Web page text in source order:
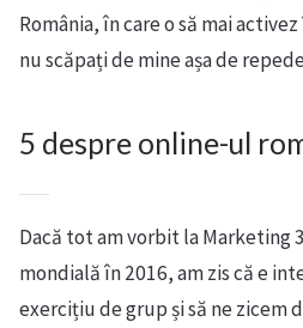
România, în care o să mai
nu scăpați de mine așa de
5 despre online-ul
Dacă tot am vorbit la Marketing
mondială în 2016, am zis că e
exercițiu de grup și să ne zicem